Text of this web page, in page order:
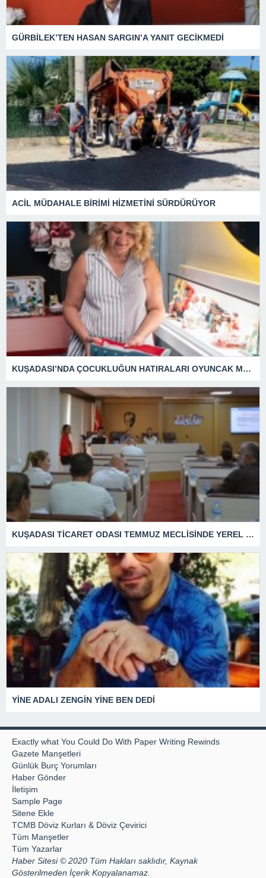
GÜRBİLEK’TEN HASAN SARGIN’A YANIT GECİKMEDİ
ACİL MÜDAHALE BİRİMİ HİZMETİNİ SÜRDÜRÜYOR
KUŞADASI’NDA ÇOCUKLUĞUN HATIRALARI OYUNCAK MÜZESİNDE HAYAT BULACAK
KUŞADASI TİCARET ODASI TEMMUZ MECLİSİNDE YEREL İŞLETMELERE ANLAMLI DESTEK
YİNE ADALI ZENGİN YİNE BEN DEDİ
Exactly what You Could Do With Paper Writing Rewinds
Gazete Manşetleri
Günlük Burç Yorumları
Haber Gönder
İletişim
Sample Page
Sitene Ekle
TCMB Döviz Kurları & Döviz Çevirici
Tüm Manşetler
Tüm Yazarlar
Haber Sitesi © 2020 Tüm Hakları saklıdır, Kaynak
Gösterilmeden İçerik Kopyalanamaz.